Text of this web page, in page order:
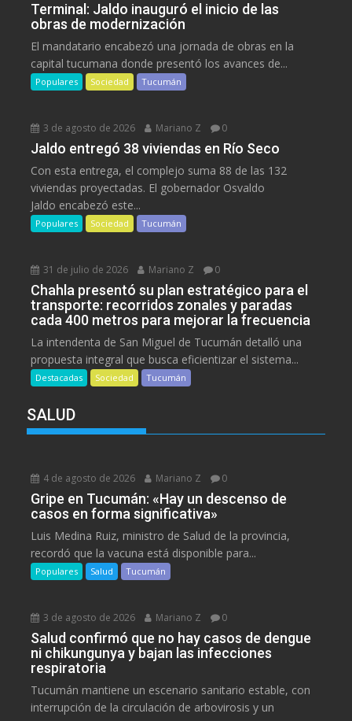
Terminal: Jaldo inauguró el inicio de las
obras de modernización
El mandatario encabezó una jornada de obras en la
capital tucumana donde presentó los avances de...
Populares Sociedad Tucumán
3 de agosto de 2026 Mariano Z 0
Jaldo entregó 38 viviendas en Río Seco
Con esta entrega, el complejo suma 88 de las 132
viviendas proyectadas. El gobernador Osvaldo
Jaldo encabezó este...
Populares Sociedad Tucumán
31 de julio de 2026 Mariano Z 0
Chahla presentó su plan estratégico para el
transporte: recorridos zonales y paradas
cada 400 metros para mejorar la frecuencia
La intendenta de San Miguel de Tucumán detalló una
propuesta integral que busca eficientizar el sistema...
Destacadas Sociedad Tucumán
SALUD
4 de agosto de 2026 Mariano Z 0
Gripe en Tucumán: «Hay un descenso de
casos en forma significativa»
Luis Medina Ruiz, ministro de Salud de la provincia,
recordó que la vacuna está disponible para...
Populares Salud Tucumán
3 de agosto de 2026 Mariano Z 0
Salud confirmó que no hay casos de dengue
ni chikungunya y bajan las infecciones
respiratoria
Tucumán mantiene un escenario sanitario estable, con
interrupción de la circulación de arbovirosis y un